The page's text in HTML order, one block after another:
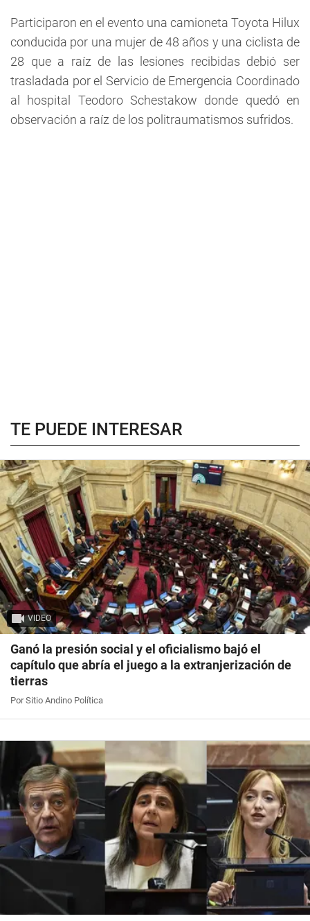
Participaron en el evento una camioneta Toyota Hilux
conducida por una mujer de 48 años y una ciclista de
28 que a raíz de las lesiones recibidas debió ser
trasladada por el Servicio de Emergencia Coordinado
al hospital Teodoro Schestakow donde quedó en
observación a raíz de los politraumatismos sufridos.
TE PUEDE INTERESAR
VIDEO
Ganó la presión social y el oficialismo bajó el
capítulo que abría el juego a la extranjerización de
tierras
Por Sitio Andino Política